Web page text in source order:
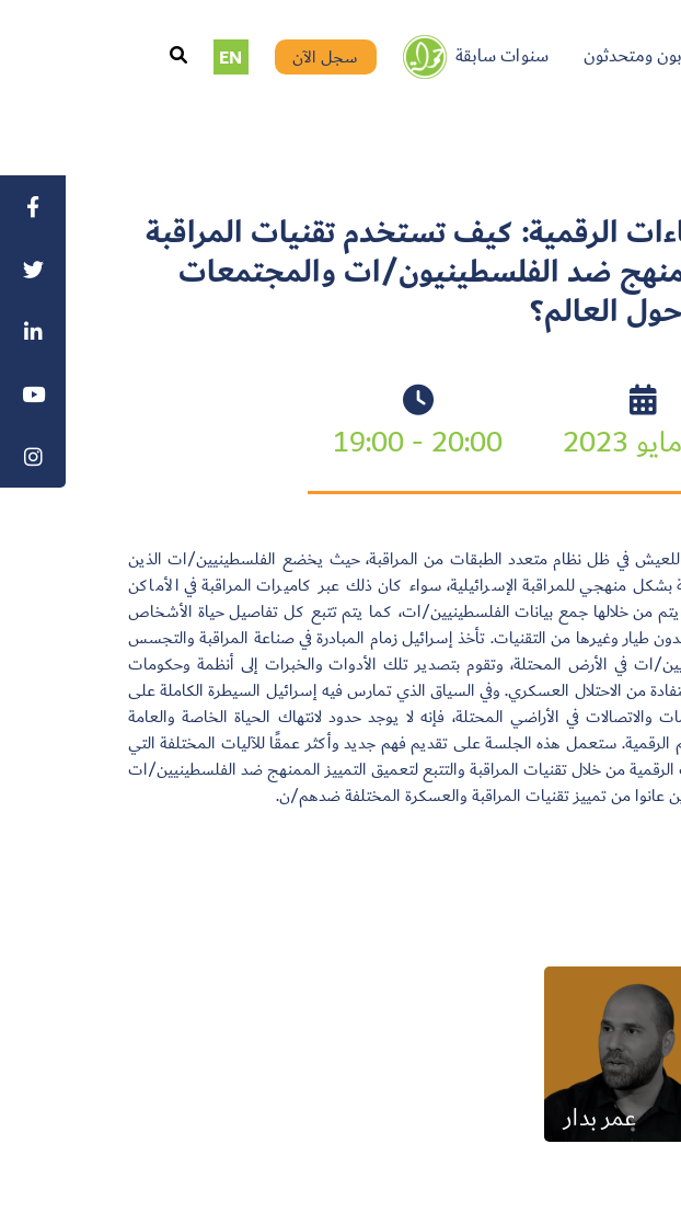
ومتحدثون سنوات سابقة سجل الآن EN
الرقمية: كيف تستخدم تقنيات المراقبة
ضد الفلسطينيون/ات والمجتمعات
العالم؟
20:00 - 19:00
للعيش في ظل نظام متعدد الطبقات من المراقبة، حيث يخضع الفلسطينيين/ات الذين
منهجي للمراقبة الإسرائيلية، سواء كان ذلك عبر كاميرات المراقبة في الأماكن
يتم من خلالها جمع بيانات الفلسطينيين/ات، كما يتم تتبع كل تفاصيل حياة الأشخاص
طيار وغيرها من التقنيات. تأخذ إسرائيل زمام المبادرة في صناعة المراقبة والتجسس
ات في الأرض المحتلة، وتقوم بتصدير تلك الأدوات والخبرات إلى أنظمة وحكومات
من الاحتلال العسكري. وفي السياق الذي تمارس فيه إسرائيل السيطرة الكاملة على
والاتصالات في الأراضي المحتلة، فإنه لا يوجد حدود لانتهاك الحياة الخاصة والعامة
ستعمل هذه الجلسة على تقديم فهم جديد وأكثر عمقًا للآليات المختلفة التي
من خلال تقنيات المراقبة والتتبع لتعميق التمييز الممنهج ضد الفلسطينيين/ات
من تمييز تقنيات المراقبة والعسكرة المختلفة ضدهم/ن.
عمر بدار